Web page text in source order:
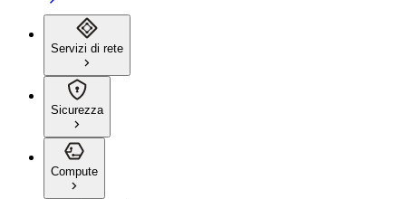
Servizi di rete
Sicurezza
Compute